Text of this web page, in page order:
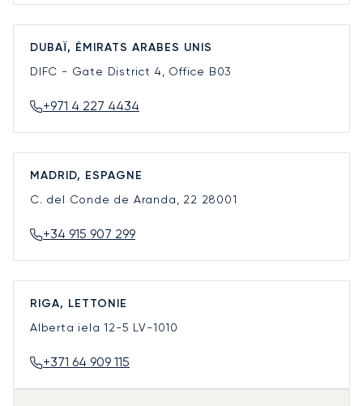
DUBAÏ, ÉMIRATS ARABES UNIS
DIFC - Gate District 4, Office B03
+971 4 227 4434
MADRID, ESPAGNE
C. del Conde de Aranda, 22 28001
+34 915 907 299
RIGA, LETTONIE
Alberta iela 12-5 LV-1010
+371 64 909 115